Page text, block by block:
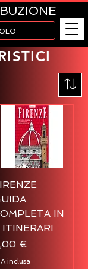
IN
ITINERARI
€
inclusa